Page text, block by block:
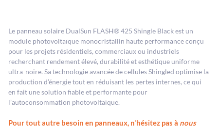
Le panneau solaire DualSun FLASH® 425 Shingle Black est un
module photovoltaïque monocristallin haute performance conçu
pour les projets résidentiels, commerciaux ou industriels
recherchant rendement élevé, durabilité et esthétique uniforme
ultra-noire. Sa technologie avancée de cellules Shingled optimise la
production d’énergie tout en réduisant les pertes internes, ce qui
en fait une solution fiable et performante pour
l’autoconsommation photovoltaïque.
Pour tout autre besoin en panneaux, n'hésitez pas à nous